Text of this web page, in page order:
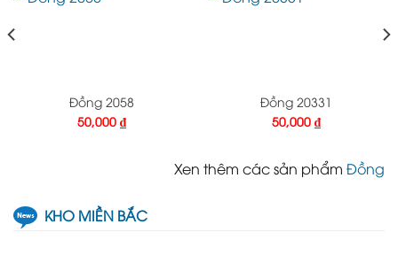
Đồng 2058
50,000 ₫
Đồng 20331
50,000 ₫
Xen thêm các sản phẩm Đồng
KHO MIỀN BẮC